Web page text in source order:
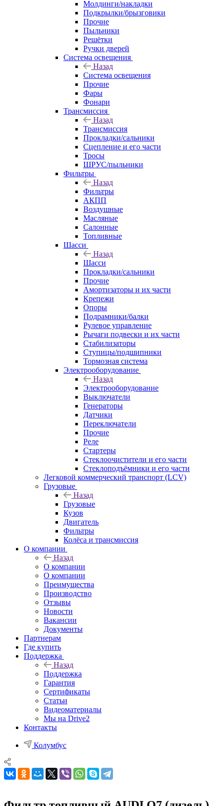
Молдинги/накладки
Подкрылки/брызговики
Прочие
Пыльники
Решётки
Ручки дверей
Система освещения
Назад
Система освещения
Прочие
Фары
Фонари
Трансмиссия
Назад
Трансмиссия
Прокладки/сальники
Сцепление и его части
Тросы
ШРУС/пыльники
Фильтры
Назад
Фильтры
АКПП
Воздушные
Масляные
Салонные
Топливные
Шасси
Назад
Шасси
Прокладки/сальники
Прочие
Амортизаторы и их части
Крепежи
Опоры
Подрамники/балки
Рулевое управление
Рычаги подвески и их части
Стабилизаторы
Ступицы/подшипники
Тормозная система
Электрооборудование
Назад
Электрооборудование
Выключатели
Генераторы
Датчики
Переключатели
Прочие
Реле
Стартеры
Стеклоочистители и его части
Стеклоподъёмники и его части
Легковой коммерческий транспорт (LCV)
Грузовые
Назад
Грузовые
Кузов
Двигатель
Фильтры
Колёса и трансмиссия
О компании
Назад
О компании
О компании
Преимущества
Производство
Отзывы
Новости
Вакансии
Документы
Партнерам
Где купить
Поддержка
Назад
Поддержка
Гарантия
Сертификаты
Статьи
Видеоматериалы
Мы на Drive2
Контакты
Колумбус